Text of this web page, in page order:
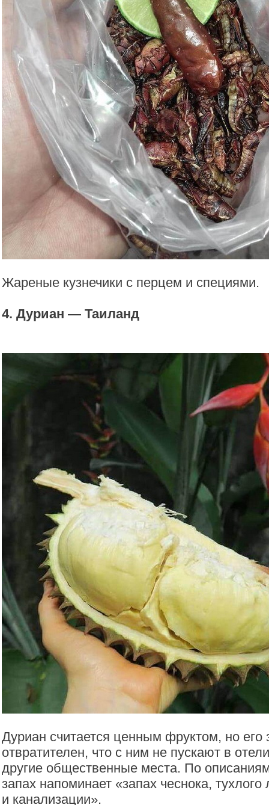
Жареные кузнечики с перцем и специями.
4. Дуриан — Таиланд
Дуриан считается ценным фруктом, но его
отвратителен, что с ним не пускают в
другие общественные места. По
запах напоминает «запах чеснока,
и канализации».